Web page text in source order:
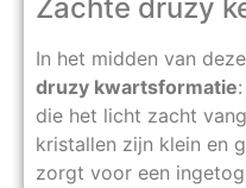
Zachte druzy
In het midden van
druzy kwartsformatie
die het licht zacht
kristallen zijn klein en
zorgt voor een